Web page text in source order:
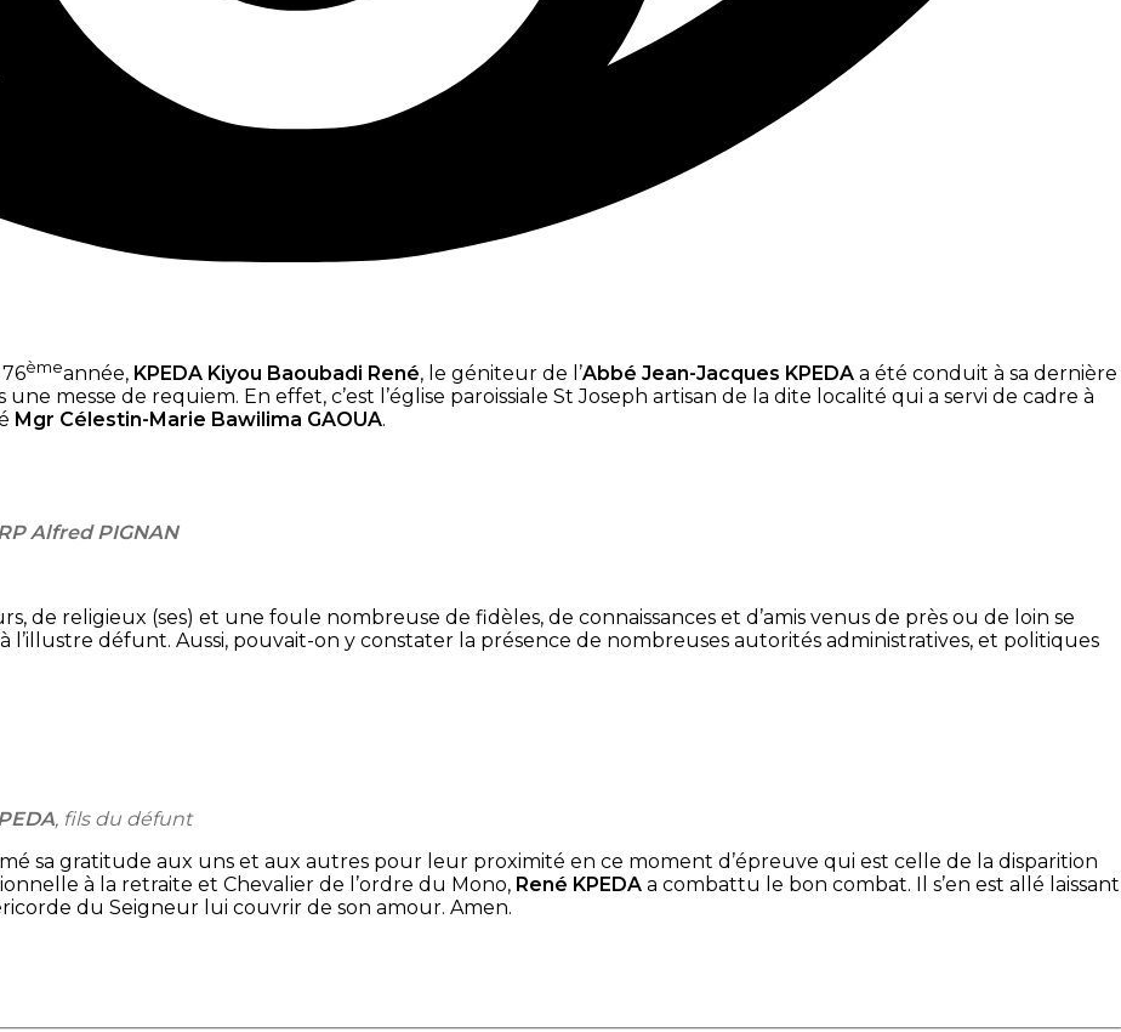
èmeannée, KPEDA Kiyou Baoubadi René, le géniteur de l’Abbé Jean-Jacques KPEDA a été conduit à sa dernière
messe de requiem. En effet, c’est l’église paroissiale St Joseph artisan de la dite localité qui a servi de cadre à
Mgr Célestin-Marie Bawilima GAOUA.
Alfred PIGNAN
de religieux (ses) et une foule nombreuse de fidèles, de connaissances et d’amis venus de près ou de loin se
défunt. Aussi, pouvait-on y constater la présence de nombreuses autorités administratives, et politiques
, fils du défunt
sa gratitude aux uns et aux autres pour leur proximité en ce moment d’épreuve qui est celle de la disparition
à la retraite et Chevalier de l’ordre du Mono, René KPEDA a combattu le bon combat. Il s’en est allé laissant
du Seigneur lui couvrir de son amour. Amen.